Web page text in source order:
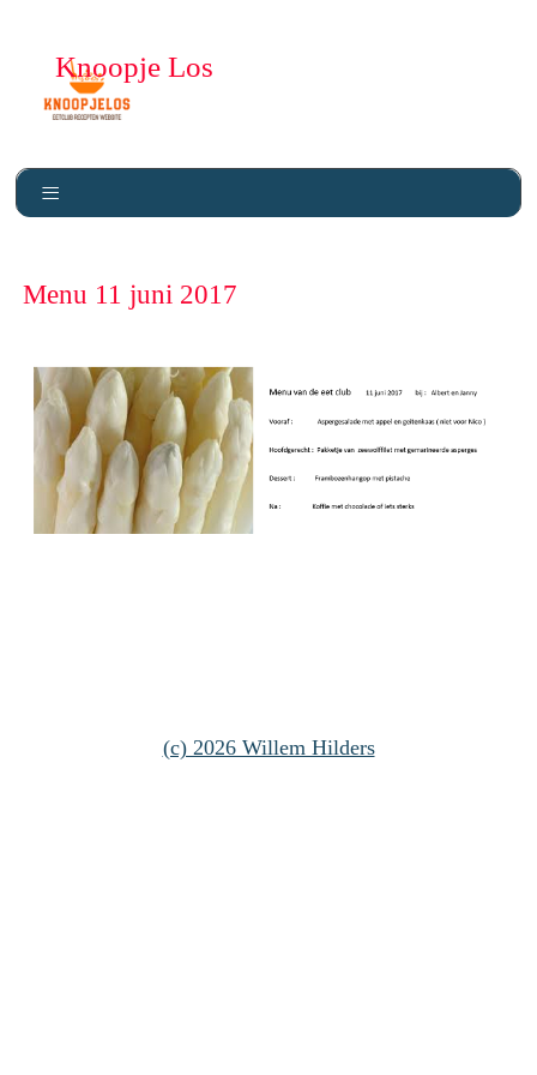
Knoopje Los
Menu 11 juni 2017
(c) 2026 Willem Hilders